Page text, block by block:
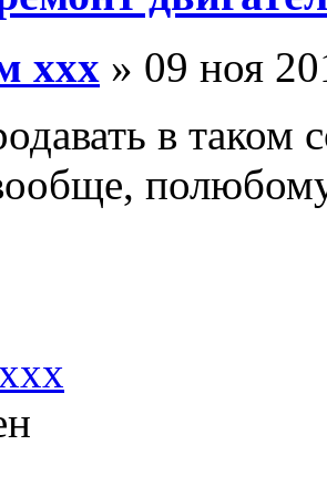
xxx » 09 ноя
в таком